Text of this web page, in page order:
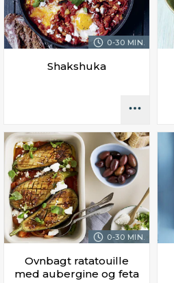
0-30 MIN.
Shakshuka
0-30 MIN.
Ovnbagt ratatouille
med aubergine og feta